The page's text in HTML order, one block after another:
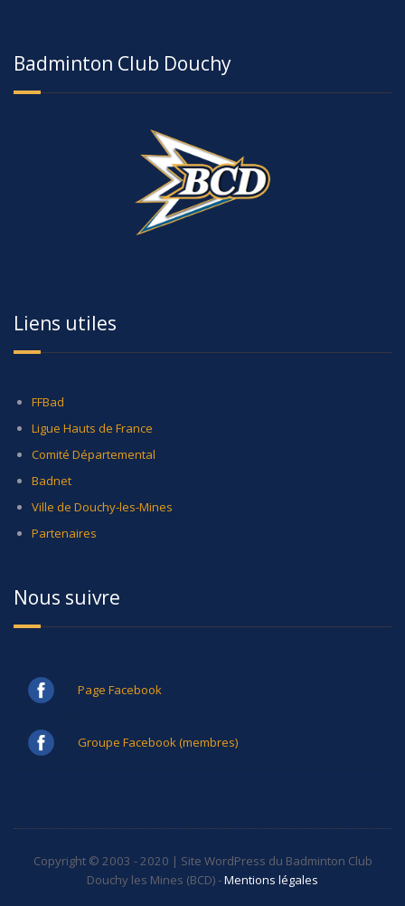
Badminton Club Douchy
Liens utiles
FFBad
Ligue Hauts de France
Comité Départemental
Badnet
Ville de Douchy-les-Mines
Partenaires
Nous suivre
Page Facebook
Groupe Facebook (membres)
Copyright © 2003 - 2020 | Site WordPress du Badminton Club
Douchy les Mines (BCD) -Mentions légales